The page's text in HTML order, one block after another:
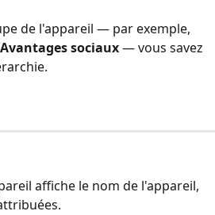
de l'appareil — par exemple,
sociaux — vous savez
affiche le nom de l'appareil,